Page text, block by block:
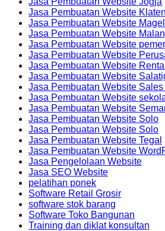
Jasa Pembuatan Website Klaten
Jasa Pembuatan Website
Jasa Pembuatan Website
Jasa Pembuatan Website
Jasa Pembuatan Website
Jasa Pembuatan Website
Jasa Pembuatan Website
Jasa Pembuatan Website Sales
Jasa Pembuatan Website
Jasa Pembuatan Website
Jasa Pembuatan Website Solo
Jasa Pembuatan Website Solo
Jasa Pembuatan Website Tegal
Jasa Pembuatan Website
Jasa Pengelolaan Website
Jasa SEO Website
pelatihan ponek
Software Retail Grosir
software stok barang
Software Toko Bangunan
Training dan diklat konsultan